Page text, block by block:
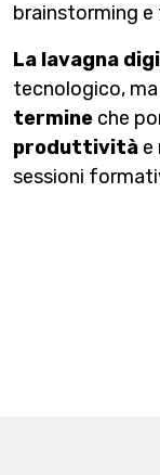
brainstorming
La lavagna
tecnologico, ma
termine che
produttività e
sessioni